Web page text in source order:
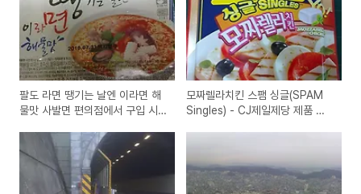
팔도 라면 땡기는 날엔 이라면 해
물맛 사발면 편의점에서 구입 시
모짜렐라치킨 스팸 싱글(SPAM
Singles) - CJ제일제당 제품 구